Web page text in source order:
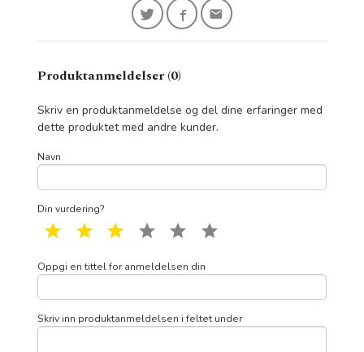
Produktanmeldelser (0)
Skriv en produktanmeldelse og del dine erfaringer med
dette produktet med andre kunder.
Navn
Din vurdering?
1 star 2 star 3 star 4 star 5 star
Oppgi en tittel for anmeldelsen din
Skriv inn produktanmeldelsen i feltet under